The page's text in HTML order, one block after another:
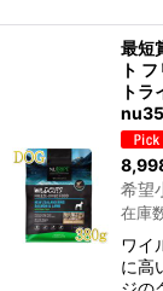
最短
ト
ト
希望
在庫
ワイ
に高